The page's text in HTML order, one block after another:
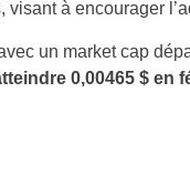
à encourager
un market cap
0,00465 $ en